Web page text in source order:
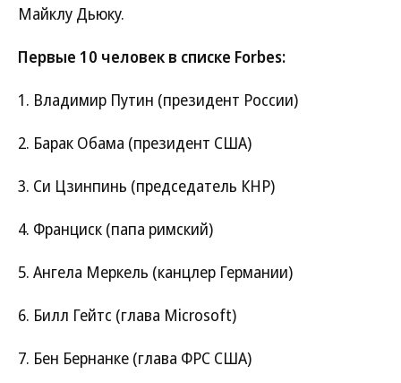
Майклу Дьюку.
Первые 10 человек в списке Forbes:
1. Владимир Путин (президент России)
2. Барак Обама (президент США)
3. Си Цзинпинь (председатель КНР)
4. Франциск (папа римский)
5. Ангела Меркель (канцлер Германии)
6. Билл Гейтс (глава Microsoft)
7. Бен Бернанке (глава ФРС США)